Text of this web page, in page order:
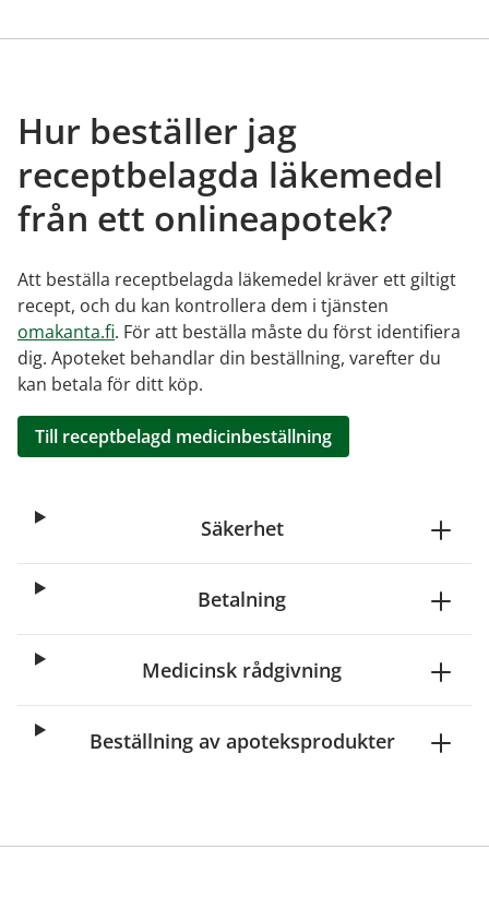
Hur beställer jag
receptbelagda läkemedel
från ett onlineapotek?
Att beställa receptbelagda läkemedel kräver ett giltigt
recept, och du kan kontrollera dem i tjänsten
omakanta.fi. För att beställa måste du först identifiera
dig. Apoteket behandlar din beställning, varefter du
kan betala för ditt köp.
Till receptbelagd medicinbeställning
Säkerhet
Betalning
Medicinsk rådgivning
Beställning av apoteksprodukter